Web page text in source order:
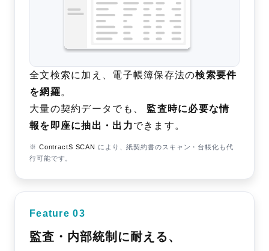
全文検索に加え、電子帳簿保存法の検索要件
を網羅。
大量の契約データでも、 監査時に必要な情
報を即座に抽出・出力できます。
※ ContractS SCAN により、紙契約書のスキャン・台帳化も代
行可能です。
Feature 03
監査・内部統制に耐える、